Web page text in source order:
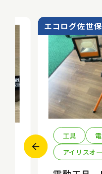
エコログ佐世
工具
アイリスオ